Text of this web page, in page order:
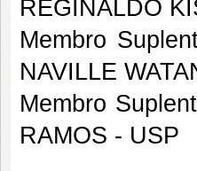
REGINALDO
Membro
NAVILLE
Membro
RAMOS - USP